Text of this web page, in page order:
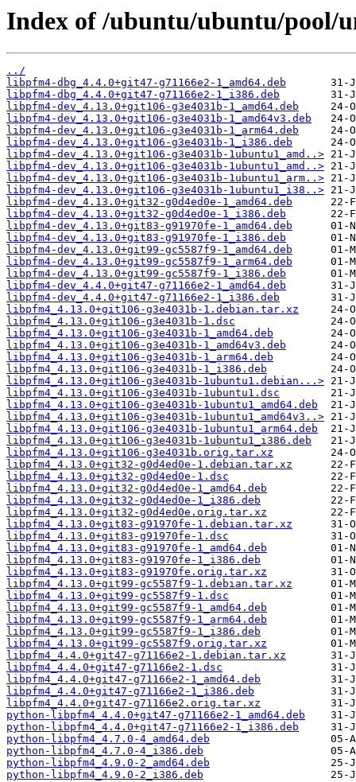
Index of /ubuntu/ubuntu/pool/
../
libpfm4-dbg_4.4.0+git47-g71166e2-1_amd64.deb
libpfm4-dbg_4.4.0+git47-g71166e2-1_i386.deb
libpfm4-dev_4.13.0+git106-g3e4031b-1_amd64.deb
libpfm4-dev_4.13.0+git106-g3e4031b-1_amd64v3.deb
libpfm4-dev_4.13.0+git106-g3e4031b-1_arm64.deb
libpfm4-dev_4.13.0+git106-g3e4031b-1_i386.deb
libpfm4-dev_4.13.0+git106-g3e4031b-1ubuntu1_amd..>
libpfm4-dev_4.13.0+git106-g3e4031b-1ubuntu1_amd..>
libpfm4-dev_4.13.0+git106-g3e4031b-1ubuntu1_arm..>
libpfm4-dev_4.13.0+git106-g3e4031b-1ubuntu1_i38..>
libpfm4-dev_4.13.0+git32-g0d4ed0e-1_amd64.deb
libpfm4-dev_4.13.0+git32-g0d4ed0e-1_i386.deb
libpfm4-dev_4.13.0+git83-g91970fe-1_amd64.deb
libpfm4-dev_4.13.0+git83-g91970fe-1_i386.deb
libpfm4-dev_4.13.0+git99-gc5587f9-1_amd64.deb
libpfm4-dev_4.13.0+git99-gc5587f9-1_arm64.deb
libpfm4-dev_4.13.0+git99-gc5587f9-1_i386.deb
libpfm4-dev_4.4.0+git47-g71166e2-1_amd64.deb
libpfm4-dev_4.4.0+git47-g71166e2-1_i386.deb
libpfm4_4.13.0+git106-g3e4031b-1.debian.tar.xz
libpfm4_4.13.0+git106-g3e4031b-1.dsc
libpfm4_4.13.0+git106-g3e4031b-1_amd64.deb
libpfm4_4.13.0+git106-g3e4031b-1_amd64v3.deb
libpfm4_4.13.0+git106-g3e4031b-1_arm64.deb
libpfm4_4.13.0+git106-g3e4031b-1_i386.deb
libpfm4_4.13.0+git106-g3e4031b-1ubuntu1.debian...>
libpfm4_4.13.0+git106-g3e4031b-1ubuntu1.dsc
libpfm4_4.13.0+git106-g3e4031b-1ubuntu1_amd64.deb
libpfm4_4.13.0+git106-g3e4031b-1ubuntu1_amd64v3..>
libpfm4_4.13.0+git106-g3e4031b-1ubuntu1_arm64.deb
libpfm4_4.13.0+git106-g3e4031b-1ubuntu1_i386.deb
libpfm4_4.13.0+git106-g3e4031b.orig.tar.xz
libpfm4_4.13.0+git32-g0d4ed0e-1.debian.tar.xz
libpfm4_4.13.0+git32-g0d4ed0e-1.dsc
libpfm4_4.13.0+git32-g0d4ed0e-1_amd64.deb
libpfm4_4.13.0+git32-g0d4ed0e-1_i386.deb
libpfm4_4.13.0+git32-g0d4ed0e.orig.tar.xz
libpfm4_4.13.0+git83-g91970fe-1.debian.tar.xz
libpfm4_4.13.0+git83-g91970fe-1.dsc
libpfm4_4.13.0+git83-g91970fe-1_amd64.deb
libpfm4_4.13.0+git83-g91970fe-1_i386.deb
libpfm4_4.13.0+git83-g91970fe.orig.tar.xz
libpfm4_4.13.0+git99-gc5587f9-1.debian.tar.xz
libpfm4_4.13.0+git99-gc5587f9-1.dsc
libpfm4_4.13.0+git99-gc5587f9-1_amd64.deb
libpfm4_4.13.0+git99-gc5587f9-1_arm64.deb
libpfm4_4.13.0+git99-gc5587f9-1_i386.deb
libpfm4_4.13.0+git99-gc5587f9.orig.tar.xz
libpfm4_4.4.0+git47-g71166e2-1.debian.tar.xz
libpfm4_4.4.0+git47-g71166e2-1.dsc
libpfm4_4.4.0+git47-g71166e2-1_amd64.deb
libpfm4_4.4.0+git47-g71166e2-1_i386.deb
libpfm4_4.4.0+git47-g71166e2.orig.tar.xz
python-libpfm4_4.4.0+git47-g71166e2-1_amd64.deb
python-libpfm4_4.4.0+git47-g71166e2-1_i386.deb
python-libpfm4_4.7.0-4_amd64.deb
python-libpfm4_4.7.0-4_i386.deb
python-libpfm4_4.9.0-2_amd64.deb
python-libpfm4_4.9.0-2_i386.deb